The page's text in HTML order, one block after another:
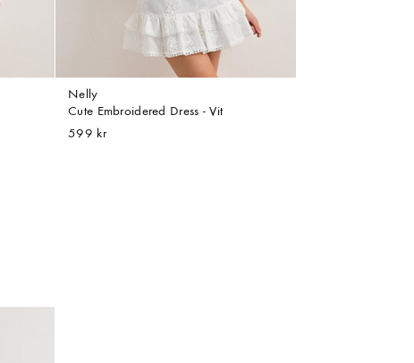
Nelly
Cute Embroidered Dress - Vit
599 kr